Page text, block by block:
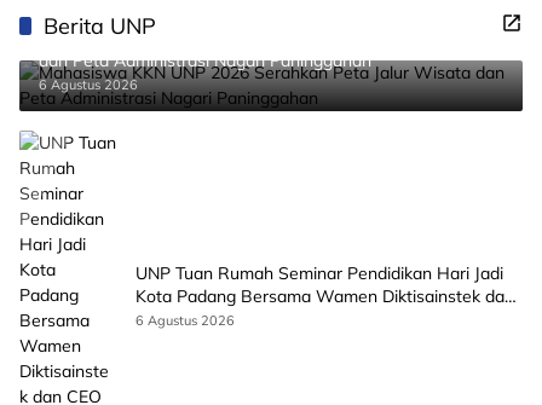
Berita UNP
Mahasiswa KKN UNP 2026 Serahkan Peta Jalur Wisata
dan Peta Administrasi Nagari Paninggahan
6 Agustus 2026
UNP Tuan Rumah Seminar Pendidikan Hari Jadi
Kota Padang Bersama Wamen Diktisainstek dan
CEO EMGS Malaysia
6 Agustus 2026